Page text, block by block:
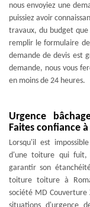
nous envoyiez une
puissiez avoir
travaux, du budget que
remplir le formulaire
demande de devis est
demande, nous vous
en moins de 24 heures.
Urgence
Faites confiance
Lorsqu'il est
d'une toiture qui fuit,
garantir son
toiture toiture à
société MD Couverture